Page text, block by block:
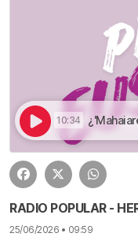
10:34 ¿'Mahaiaren gainean' o 'mahai
RADIO POPULAR -
25/06/2026 • 09:59